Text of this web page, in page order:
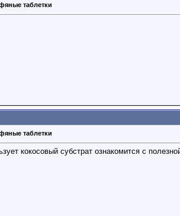
таблетки
таблетки
кокосовый субстрат ознакомится с